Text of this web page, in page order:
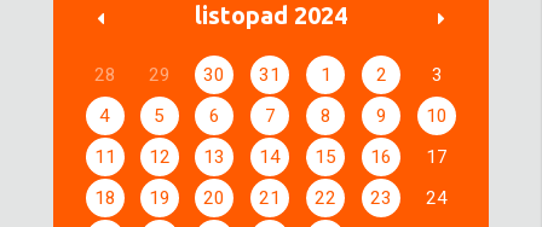
listopad 2024
28 29 30 31 1 2
3
4
5 6 7 8 9
10
11
12 13 14 15 16
17
18
19 20 21 22 23
24